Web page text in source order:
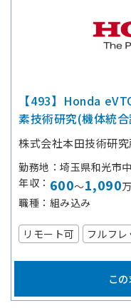
【493】Honda
素技術研究(機体統
株式会社本田技術研
勤務地
埼玉県和光市
年収
600～1,090
職種
組み込み
リモート可 フルフ
こ